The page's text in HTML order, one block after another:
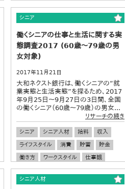
シニア
働くシニアの仕事と生活に関する実
態調査2017 (60歳〜79歳の男
女対象)
2017年11月21日
大和ネクスト銀行は、働くシニアの“就
業実態と生活実態”を探るため、2017
年9月25日～9月27日の3日間、全国
の働くシニア（60歳～79歳）の男女...
リサーチの続き
シニア シニア人材 給料
収入
ライフスタイル
消費 貯蓄
貯金
働き方
ワークスタイル 仕事観
シニア人材